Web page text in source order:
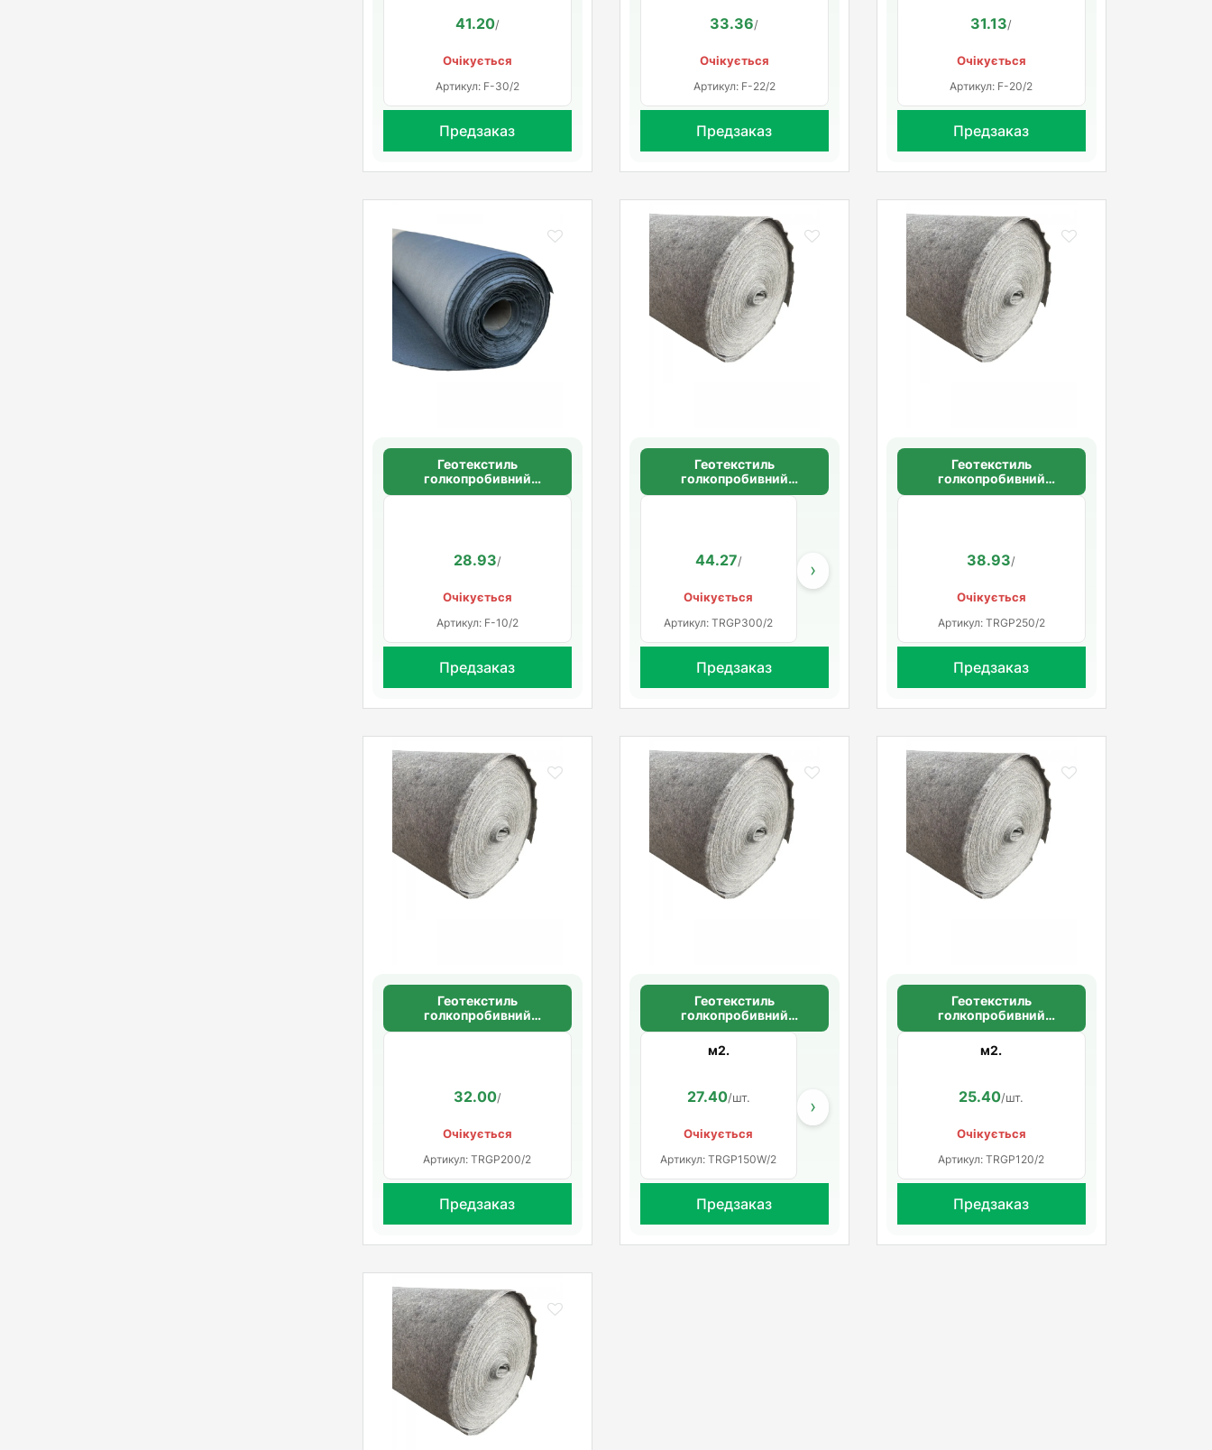
41.20/
Очікується
Артикул: F-30/2
Предзаказ
33.36/
Очікується
Артикул: F-22/2
Предзаказ
31.13/
Очікується
Артикул: F-20/2
Предзаказ
Геотекстиль
голкопробивний
щільність 100 г/м2
28.93/
Очікується
Артикул: F-10/2
Предзаказ
Геотекстиль
голкопробивний
щільність 100 г/м2
44.27/
Очікується
Артикул: TRGP300/2
›
Предзаказ
Геотекстиль
голкопробивний
щільність 100 г/м2
38.93/
Очікується
Артикул: TRGP250/2
Предзаказ
Геотекстиль
голкопробивний
щільність 100 г/м2
32.00/
Очікується
Артикул: TRGP200/2
Предзаказ
Геотекстиль
голкопробивний
щільність 100 г/м2
м2.
27.40/шт.
Очікується
Артикул: TRGP150W/2
›
Предзаказ
Геотекстиль
голкопробивний
щільність 100 г/м2
м2.
25.40/шт.
Очікується
Артикул: TRGP120/2
Предзаказ